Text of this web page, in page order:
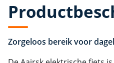
Zorgeloos bereik voor